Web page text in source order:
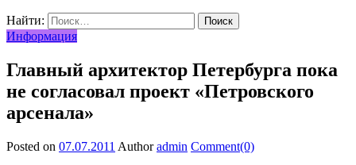
Найти:
Информация
Главный архитектор Петербурга пока
не согласовал проект «Петровского
арсенала»
Posted on 07.07.2011 Author admin Comment(0)